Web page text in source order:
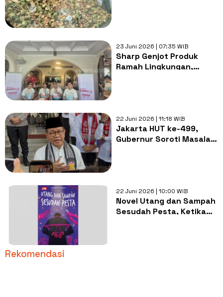
23 Juni 2026 | 07:35 WIB
Sharp Genjot Produk
Ramah Lingkungan,
22 Juni 2026 | 11:18 WIB
Jakarta HUT ke-499,
Gubernur Soroti Masalah
22 Juni 2026 | 10:00 WIB
Novel Utang dan Sampah
Sesudah Pesta, Ketika
Rekomendasi